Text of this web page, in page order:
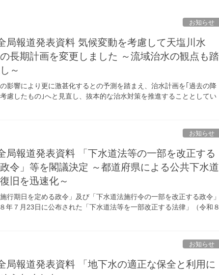
お知らせ
局報道発表資料 気候変動を考慮して天塩川水
長期計画を変更しました ～流域治水の観点も踏
～
影響により更に激甚化するとの予測を踏まえ、治水計画を｢過去の降
慮したもの｣へと見直し、抜本的な治水対策を推進することとしてい
お知らせ
局報道発表資料 「下水道法等の一部を改正する
令」等を閣議決定 ～都道府県による公共下水道
旧を迅速化～
行期日を定める政令」及び「下水道法施行令の一部を改正する政令」
年７月23日に公布された「下水道法等を一部改正する法律」（令和８
お知らせ
局報道発表資料 「地下水の適正な保全と利用に